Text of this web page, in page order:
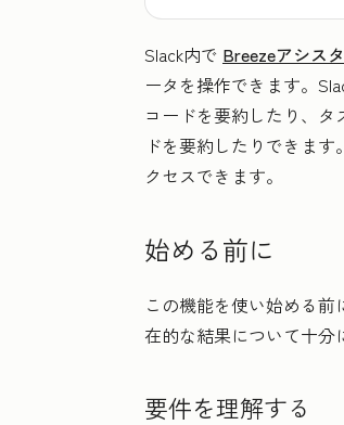
Slack内で Breezeアシス
ータを操作できます。
コードを要約したり、タ
ドを要約したりできま
クセスできます。
始める前に
この機能を使い始める
在的な結果について十分
要件を理解する